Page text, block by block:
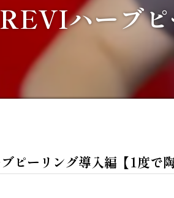
REVIハーブピ
ピーリング導入編【1度で陶